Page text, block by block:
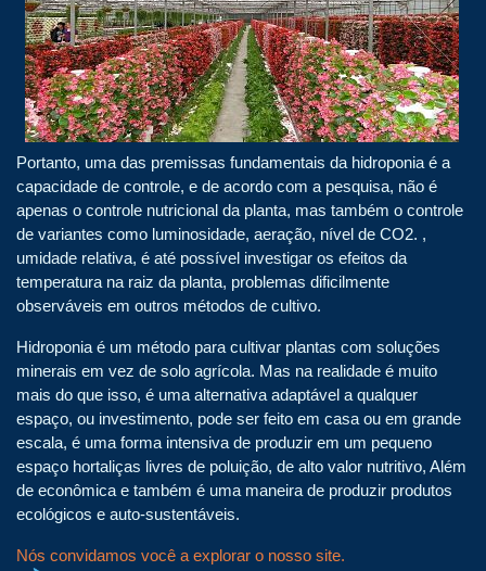
Portanto, uma das premissas fundamentais da hidroponia é a
capacidade de controle, e de acordo com a pesquisa, não é
apenas o controle nutricional da planta, mas também o controle
de variantes como luminosidade, aeração, nível de CO2. ,
umidade relativa, é até possível investigar os efeitos da
temperatura na raiz da planta, problemas dificilmente
observáveis ​​em outros métodos de cultivo.
Hidroponia é um método para cultivar plantas com soluções
minerais em vez de solo agrícola. Mas na realidade é muito
mais do que isso, é uma alternativa adaptável a qualquer
espaço, ou investimento, pode ser feito em casa ou em grande
escala, é uma forma intensiva de produzir em um pequeno
espaço hortaliças livres de poluição, de alto valor nutritivo, Além
de econômica e também é uma maneira de produzir produtos
ecológicos e auto-sustentáveis.
Nós convidamos você a explorar o nosso site.